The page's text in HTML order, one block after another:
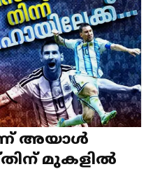
അയാള്‍
മുകളില്‍